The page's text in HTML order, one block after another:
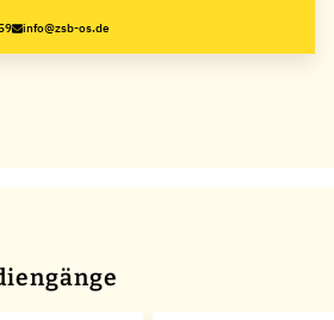
info@zsb-os.de